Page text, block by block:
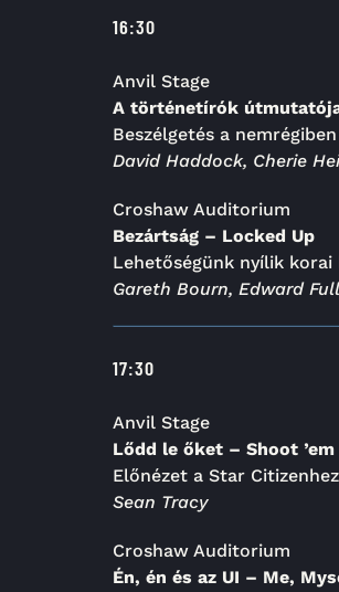
16:30
Anvil Stage
A történetírók
Beszélgetés a
David Haddock, Cherie
Croshaw Auditorium
Bezártság – Locked Up
Lehetőségünk nyílik
Gareth Bourn, Edward
17:30
Anvil Stage
Lődd le őket – Shoot ’em
Előnézet a Star
Sean Tracy
Croshaw Auditorium
Én, én és az UI – Me,